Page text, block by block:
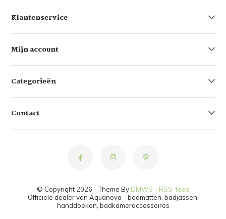
Klantenservice
Mijn account
Categorieën
Contact
© Copyright 2026 - Theme By DMWS - RSS-feed
Officiële dealer van Aquanova - badmatten, badjassen,
handdoeken, badkameraccessoires